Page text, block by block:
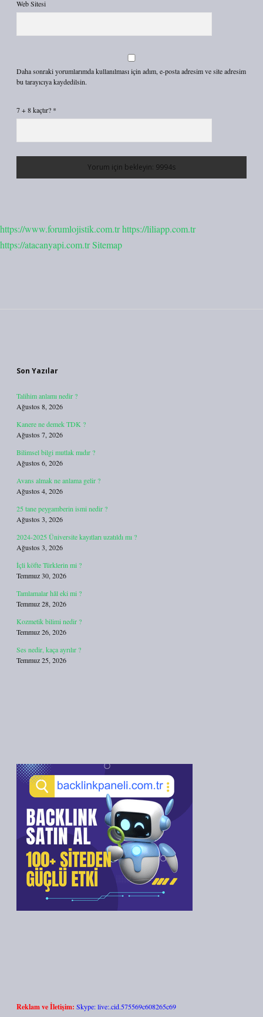
Web Sitesi
Daha sonraki yorumlarımda kullanılması için adım, e-posta adresim ve site adresim
bu tarayıcıya kaydedilsin.
7 + 8 kaçtır? *
https://www.forumlojistik.com.trhttps://liliapp.com.tr
https://atacanyapi.com.trSitemap
Son Yazılar
Talihim anlamı nedir ?
Ağustos 8, 2026
Kanere ne demek TDK ?
Ağustos 7, 2026
Bilimsel bilgi mutlak mıdır ?
Ağustos 6, 2026
Avans almak ne anlama gelir ?
Ağustos 4, 2026
25 tane peygamberin ismi nedir ?
Ağustos 3, 2026
2024-2025 Üniversite kayıtları uzatıldı mı ?
Ağustos 3, 2026
İçli köfte Türklerin mi ?
Temmuz 30, 2026
Tamlamalar hâl eki mi ?
Temmuz 28, 2026
Kozmetik bilimi nedir ?
Temmuz 26, 2026
Ses nedir, kaça ayrılır ?
Temmuz 25, 2026
Reklam ve İletişim: Skype: live:.cid.575569c608265c69